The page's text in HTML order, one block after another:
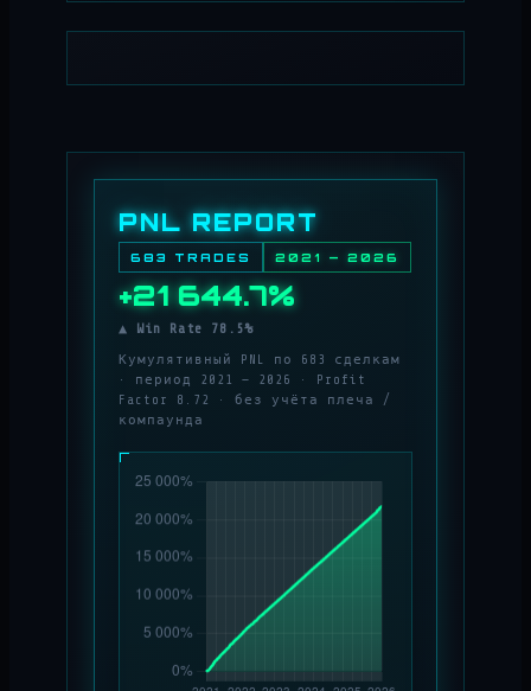
PNL REPORT
683 TRADES 2021 — 2026
+21 644.7%
▲ Win Rate 78.5%
Кумулятивный PNL по 683 сделкам
· период 2021 — 2026 · Profit
Factor 8.72 · без учёта плеча /
компаунда